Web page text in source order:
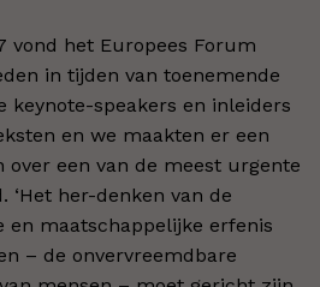
vond het Europees Forum
in tijden van toenemende
keynote-speakers en inleiders
en we maakten er een
over een van de meest urgente
‘Het her-denken van de
en maatschappelijke erfenis
– de onvervreemdbare